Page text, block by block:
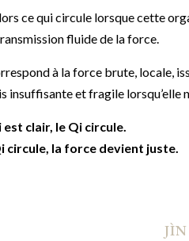
ce qui circule lorsque cette
fluide de la force.
à la force brute, locale,
insuffisante et fragile lorsqu’elle
est clair, le Qi circule.
circule, la force devient juste.